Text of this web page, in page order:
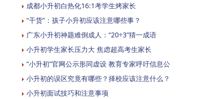
成都小升初白热化16:1考学生烤家长
“干货”：孩子小升初应该注意哪些事？
广东小升初神题难倒成人：“20÷3”猜一成语
小升初学生家长压力大 焦虑超高考生家长
“小升初”官网公示形同虚设 教育专家呼吁信息公
小升初的误区究竟有哪些？择校应该注意什么？
小升初面试技巧和注意事项